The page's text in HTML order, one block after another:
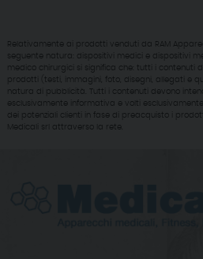
Relativamente ai prodotti venduti da RAM
seguente natura: dispositivi medici e dispositivi
medico chirurgici si significa che: tutti i contenuti
prodotti (testi, immagini, foto, disegni, allegati e
natura di pubblicità. Tutti i contenuti devono
esclusivamente informativa e volti
dei potenziali clienti in fase di preacquisto i
Medicali srl attraverso la rete.